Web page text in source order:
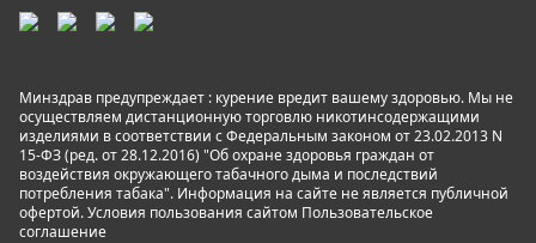
Минздрав предупреждает : курение вредит вашему здоровью. Мы не
осуществляем дистанционную торговлю никотинсодержащими
изделиями в соответствии с Федеральным законом от 23.02.2013 N
15-ФЗ (ред. от 28.12.2016) "Об охране здоровья граждан от
воздействия окружающего табачного дыма и последствий
потребления табака". Информация на сайте не является публичной
офертой. Условия пользования сайтом Пользовательское
соглашение